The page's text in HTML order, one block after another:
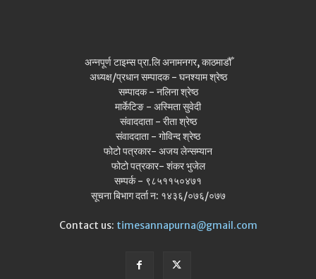
अन्नपूर्ण टाइम्स प्रा.लि अनामनगर, काठमाडौँ
अध्यक्ष/प्रधान सम्पादक - घनश्याम श्रेष्ठ
सम्पादक - नलिना श्रेष्ठ
मार्केटिङ - अस्मिता सुवेदी
संवाददाता - रीता श्रेष्ठ
संवाददाता - गोविन्द श्रेष्ठ
फोटो पत्रकार- अजय लेन्सम्यान
फोटो पत्रकार- शंकर भुजेल
सम्पर्क - ९८५११५०४७१
सूचना बिभाग दर्ता न: १४३६/०७६/०७७
Contact us: timesannapurna@gmail.com